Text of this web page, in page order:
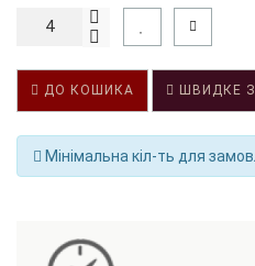
ДО КОШИКА ШВИДКЕ
Мінімальна кіл-ть для